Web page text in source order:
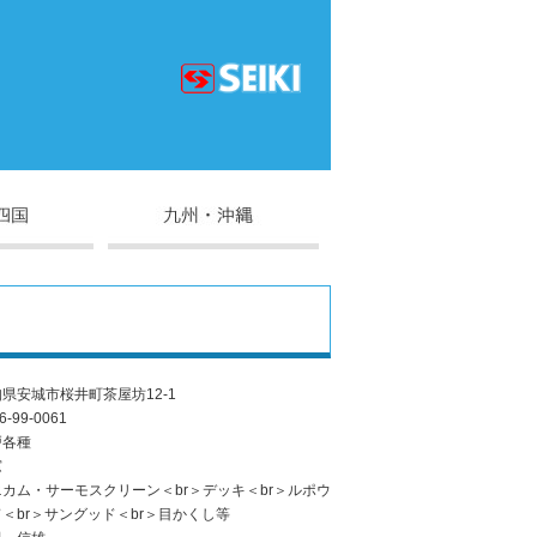
安城市桜井町茶屋坊12-1
99-0061
種
ム・サーモスクリーン＜br＞デッキ＜br＞ルポウ
＜br＞サングッド＜br＞目かくし等